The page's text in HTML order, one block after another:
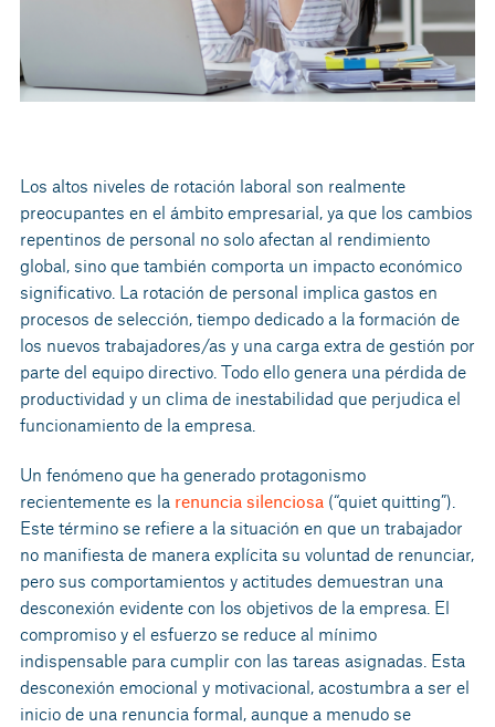
Los altos niveles de rotación laboral son realmente
preocupantes en el ámbito empresarial, ya que los cambios
repentinos de personal no solo afectan al rendimiento
global, sino que también comporta un impacto económico
significativo. La rotación de personal implica gastos en
procesos de selección, tiempo dedicado a la formación de
los nuevos trabajadores/as y una carga extra de gestión por
parte del equipo directivo. Todo ello genera una pérdida de
productividad y un clima de inestabilidad que perjudica el
funcionamiento de la empresa.
Un fenómeno que ha generado protagonismo
recientemente es la renuncia silenciosa (“quiet quitting”).
Este término se refiere a la situación en que un trabajador
no manifiesta de manera explícita su voluntad de renunciar,
pero sus comportamientos y actitudes demuestran una
desconexión evidente con los objetivos de la empresa. El
compromiso y el esfuerzo se reduce al mínimo
indispensable para cumplir con las tareas asignadas. Esta
desconexión emocional y motivacional, acostumbra a ser el
inicio de una renuncia formal, aunque a menudo se